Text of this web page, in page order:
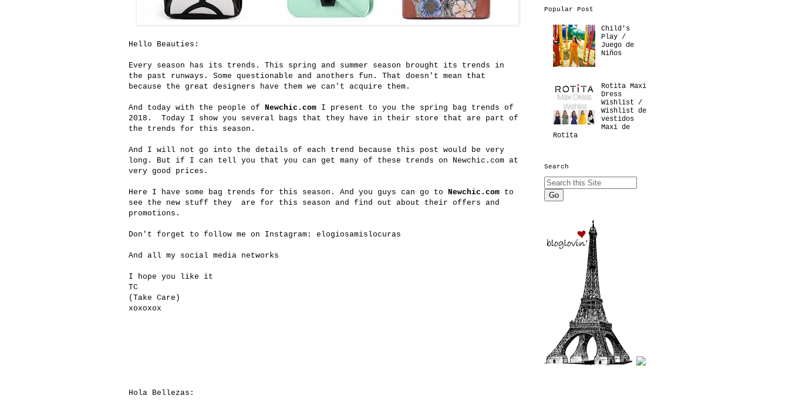
Hello Beauties:
Every season has its trends. This spring and summer season brought its trends in
the past runways. Some questionable and anothers fun. That doesn't mean that
because the great designers have them we can't acquire them.
And today with the people of Newchic.com I present to you the spring bag trends of
2018. Today I show you several bags that they have in their store that are part of
the trends for this season.
And I will not go into the details of each trend because this post would be very
long. But if I can tell you that you can get many of these trends on Newchic.com at
very good prices.
Here I have some bag trends for this season. And you guys can go to Newchic.com to
see the new stuff they are for this season and find out about their offers and
promotions.
Don't forget to follow me on Instagram: elogiosamislocuras
And all my social media networks
I hope you like it
TC
(Take Care)
xoxoxox
Hola Bellezas:
Popular Post
Child's
Play /
Juego de
Niños
Rotita Maxi
Dress
Wishlist /
Wishlist de
vestidos
Maxi de
Rotita
Search